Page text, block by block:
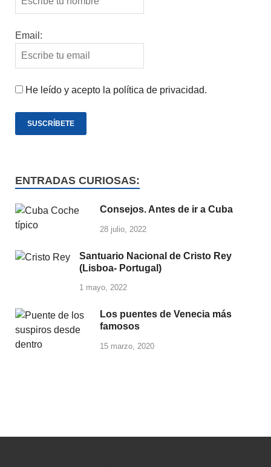
Email:
He leído y acepto la política de privacidad.
ENTRADAS CURIOSAS:
Consejos. Antes de ir a Cuba
28 julio, 2022
Santuario Nacional de Cristo Rey
(Lisboa- Portugal)
1 mayo, 2022
Los puentes de Venecia más
famosos
15 marzo, 2020